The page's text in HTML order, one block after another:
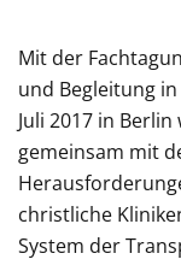
Mit der
und Begleitung
Juli 2017 in
gemeinsam mit
christliche
System der